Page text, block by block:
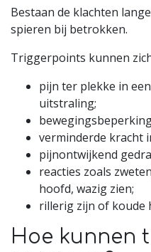
Bestaan de klachten
spieren bij betrokken.
Triggerpoints kunnen
pijn ter plekke in
uitstraling;
verminderde kracht
pijnontwijkend
reacties zoals
hoofd, wazig zien;
rillerig zijn of koude
Hoe kunnen